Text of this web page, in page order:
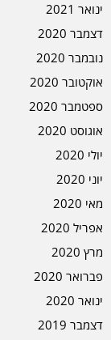
ינואר 2021
דצמבר 2020
נובמבר 2020
אוקטובר 2020
ספטמבר 2020
אוגוסט 2020
יולי 2020
יוני 2020
מאי 2020
אפריל 2020
מרץ 2020
פברואר 2020
ינואר 2020
דצמבר 2019